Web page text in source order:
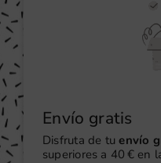
Envío gratis
Disfruta de tu envío
superiores a 40 € en